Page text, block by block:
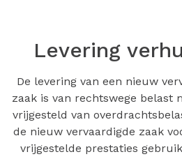
Levering
De levering van een nieuw
zaak is van rechtswege belast
vrijgesteld van
de nieuw vervaardigde zaak
vrijgestelde prestaties